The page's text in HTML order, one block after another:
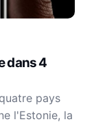
dans 4
pays
l'Estonie, la